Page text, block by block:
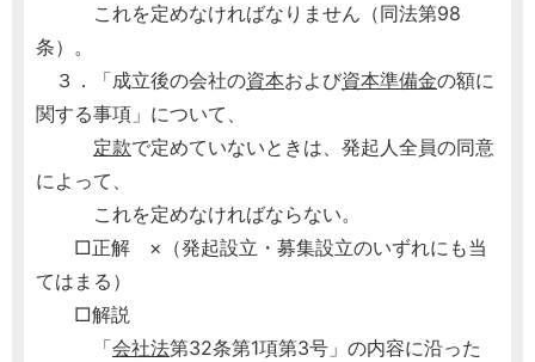
これを定めなければなりません（同法第98
条）。
３．「成立後の会社の資本および資本準備金の額に
関する事項」について、
定款で定めていないときは、発起人全員の同意
によって、
これを定めなければならない。
□正解 ×（発起設立・募集設立のいずれにも当
てはまる）
□解説
「会社法第32条第1項第3号」の内容に沿った